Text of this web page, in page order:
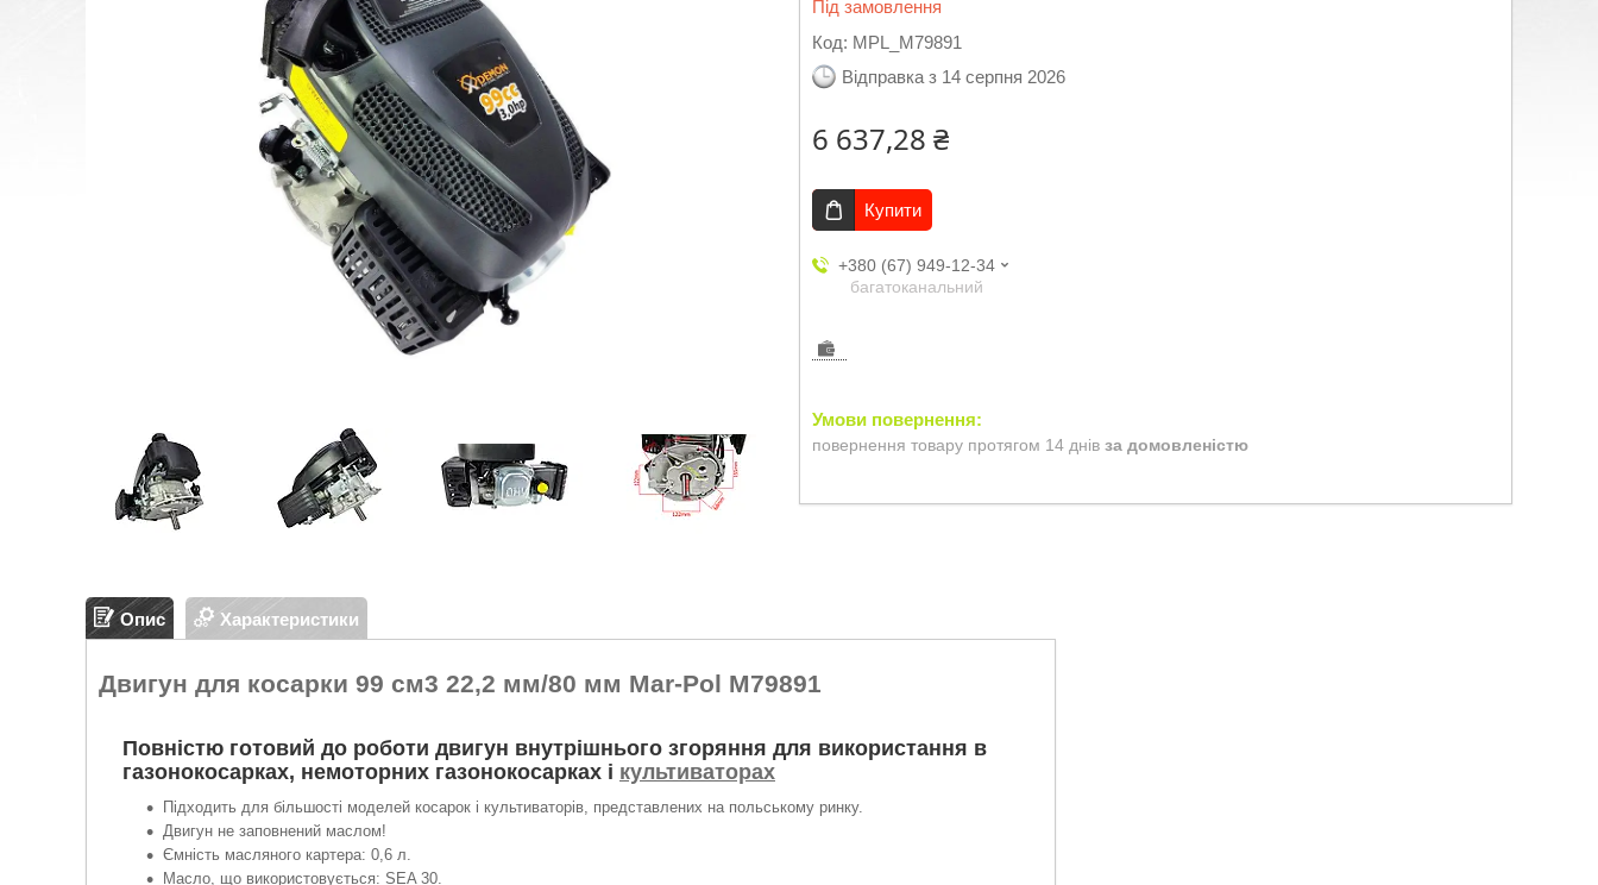
Під замовлення
Код: MPL_M79891
Відправка з 14 серпня 2026
6 637,28 ₴
Купити
+380 (67) 949-12-34
багатоканальний
повернення товару протягом 14 днів за домовленістю
Опис Характеристики
Двигун для косарки 99 см3 22,2 мм/80 мм Mar-Pol M79891
Повністю готовий до роботи двигун внутрішнього згоряння для використання в
газонокосарках, немоторних газонокосарках і культиваторах
Підходить для більшості моделей косарок і культиваторів, представлених на польському ринку.
Двигун не заповнений маслом!
Ємність масляного картера: 0,6 л.
Масло, що використовується: SEA 30.